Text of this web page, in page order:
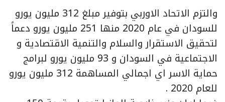
والتزم الاتحاد الاوربي بتوفير مبلغ 312 مليون يورو
للسودان في عام 2020 منها 251 مليون يورو دعماً
لتحقيق الاستقرار والسلام والتنمية الاقتصادية و
الاجتماعية في السودان و 93 مليون يورو لبرامج
حماية الاسر اي اجمالي المساهمة 312 مليون يورو
للعام 2020 .